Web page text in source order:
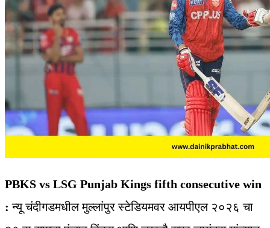
PBKS vs LSG Punjab Kings fifth consecutive win
: न्यू चंदीगडमधील मुल्लांपुर स्टेडियमवर आयपीएल २०२६ चा